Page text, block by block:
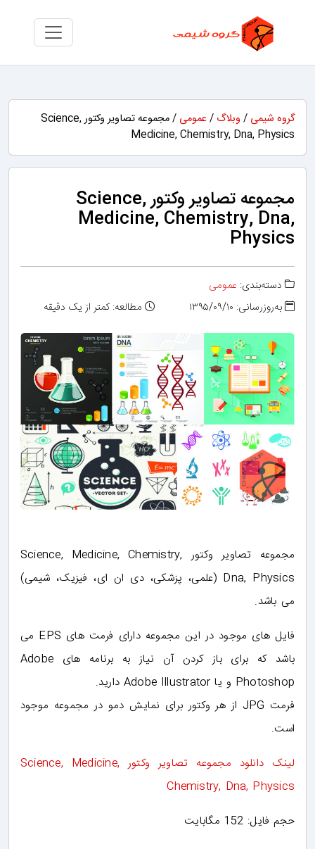
گروه شیمی / وبلاگ / عمومی
/ مجموعه تصاویر وکتور Science,
Medicine, Chemistry, Dna, Physics
مجموعه تصاویر وکتور Science,
Medicine, Chemistry, Dna,
Physics
دسته‌بندی: عمومی
به‌روزرسانی: ۱۳۹۵/۰۹/۱۰
مطالعه: کمتر از یک دقیقه
مجموعه تصاویر وکتور Science, Medicine, Chemistry,
Dna, Physics (علمی، پزشکی، دی ان ای، فیزیک، شیمی)
می باشد.
فایل های موجود در این مجموعه دارای فرمت های EPS می
باشد که برای باز کردن آن نیاز به برنامه های Adobe
Photoshop و یا Adobe Illustrator دارید.
فرمت JPG از هر وکتور برای نمایش دمو در مجموعه موجود
است.
لینک دانلود مجموعه تصاویر وکتور Science, Medicine,
Chemistry, Dna, Physics
حجم فایل: 152 مگابایت